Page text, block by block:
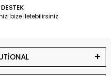
bize iletebilirsiniz.